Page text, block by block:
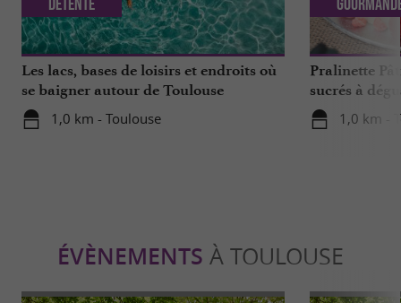
Les lacs, bases de loisirs et endroits où
se baigner autour de Toulouse
1,0 km - Toulouse
Détente
Pralinette
sucrés à
de Toulouse
1,0 km -
ÉVÈNEMENTS À TOULOUSE